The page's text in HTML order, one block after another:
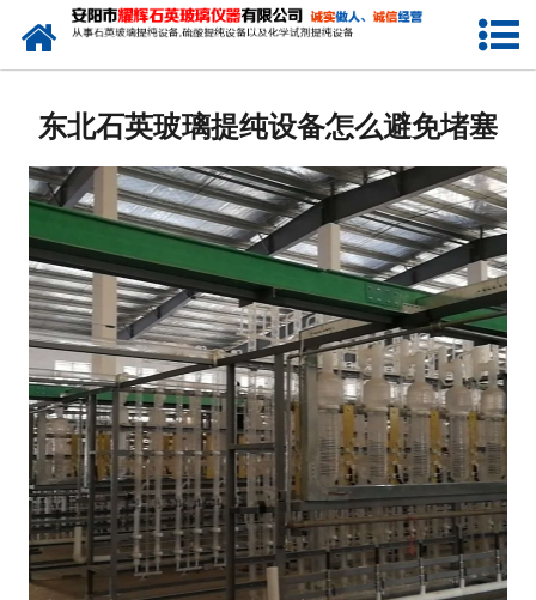
网站首页
产品中心
生产设备
工程业绩
发货展示
联系我们
东北石英玻璃提纯设备怎么避免堵塞